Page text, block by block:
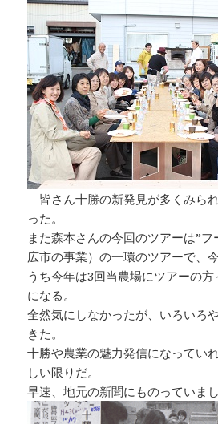
皆さん十勝の新発見が多くみら
った。
また森本さんの今回のツアーは”
広市の事業）の一環のツアーで、今
うち今年は3回当農場にツアーの
になる。
全然気にしなかったが、いろいろ
きた。
十勝や農業の魅力発信になってい
しい限りだ。
早速、地元の新聞にものっていまし